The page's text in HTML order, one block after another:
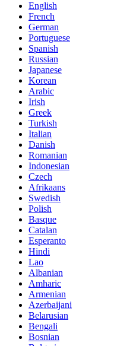
English
French
German
Portuguese
Spanish
Russian
Japanese
Korean
Arabic
Irish
Greek
Turkish
Italian
Danish
Romanian
Indonesian
Czech
Afrikaans
Swedish
Polish
Basque
Catalan
Esperanto
Hindi
Lao
Albanian
Amharic
Armenian
Azerbaijani
Belarusian
Bengali
Bosnian